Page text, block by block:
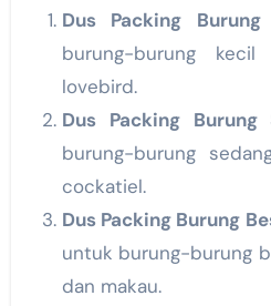
Dus Packing Burung
burung-burung
lovebird.
Dus Packing Burung
burung-burung
cockatiel.
Dus Packing Burung
untuk burung-burung
dan makau.